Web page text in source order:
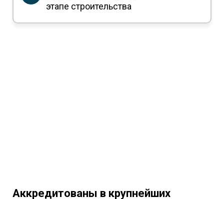
этапе строительства
Аккредитованы в крупнейших